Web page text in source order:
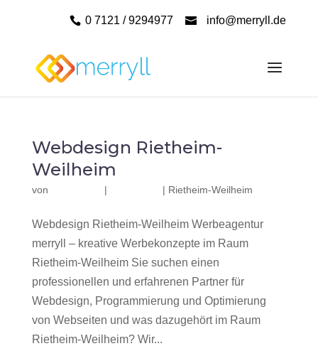
0 7121 / 9294977 info@merryll.de
Webdesign Rietheim-
Weilheim
von | | Rietheim-Weilheim
Webdesign Rietheim-Weilheim Werbeagentur
merryll – kreative Werbekonzepte im Raum
Rietheim-Weilheim Sie suchen einen
professionellen und erfahrenen Partner für
Webdesign, Programmierung und Optimierung
von Webseiten und was dazugehört im Raum
Rietheim-Weilheim? Wir...